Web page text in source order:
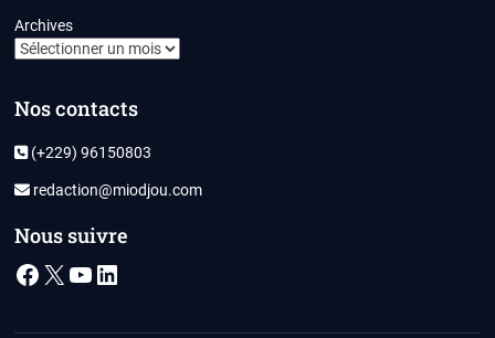
Archives
Nos contacts
(+229) 96150803
redaction@miodjou.com
Nous suivre
Facebook
X YouTube
LinkedIn